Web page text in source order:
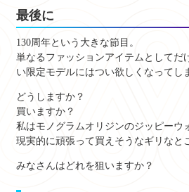
最後に
130周年という大きな節目。
単なるファッションアイテムとしてだ
い限定モデルにはつい欲しくなってし
どうしますか？
買いますか？
私はモノグラムオリジンのジッピーウ
現実的に頑張って買えそうなギリなと
みなさんはどれを狙いますか？